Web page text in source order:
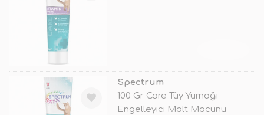
Spectrum
100 Gr Care Tüy Yumağı
Engelleyici Malt Macunu